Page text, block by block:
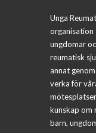
Unga
organisation
ungdomar
reumatisk
annat
verka för
kunskap om
barn,